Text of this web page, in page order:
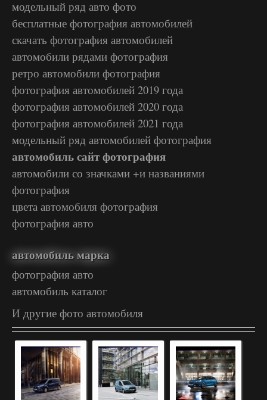
модельный ряд авто фото
бесплатные фотография автомобилей
скачать фотография автомобилей
автомобили рядами фотография
ретро автомобили фотография
фотография автомобилей 2019 года
фотография автомобилей 2020 года
фотография автомобилей 2021 года
модельный ряд автомобилей фотография
автомобиль сайт фотография
автомобили со значками +и названиями
фотография
цвета автомобиля фотография
фотография авто
автомобиль марка
фотография авто
автомобиль каталог
И другие фото автомобиля